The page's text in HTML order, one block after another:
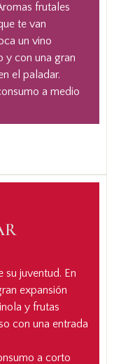
frutales
te van
un vino
y con una gran
el paladar.
a medio
su juventud. En
expansión
y frutas
con una entrada
a corto
frutales junto
atrayendo para
redondo,
y retrogusto
a medio
juventud. En nariz
aromática,
En boca es
y muy